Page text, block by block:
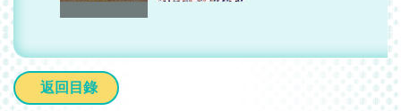
返回目錄